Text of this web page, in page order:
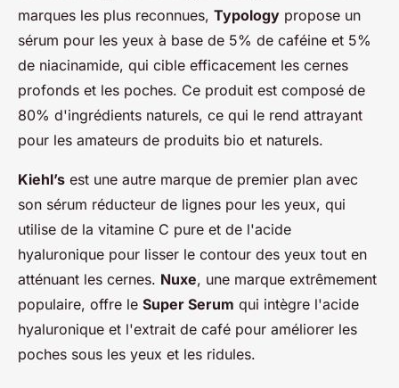
marques les plus reconnues, Typology propose un
sérum pour les yeux à base de 5% de caféine et 5%
de niacinamide, qui cible efficacement les cernes
profonds et les poches. Ce produit est composé de
80% d'ingrédients naturels, ce qui le rend attrayant
pour les amateurs de produits bio et naturels.
Kiehl’s est une autre marque de premier plan avec
son sérum réducteur de lignes pour les yeux, qui
utilise de la vitamine C pure et de l'acide
hyaluronique pour lisser le contour des yeux tout en
atténuant les cernes. Nuxe, une marque extrêmement
populaire, offre le Super Serum qui intègre l'acide
hyaluronique et l'extrait de café pour améliorer les
poches sous les yeux et les ridules.